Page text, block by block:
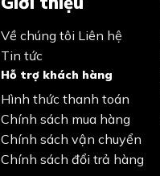
Về chúng tôi Liên hệ
Tin tức
Hỗ trợ khách hàng
Hình thức thanh toán
Chính sách mua hàng
Chính sách vận chuyển
Chính sách đổi trả hàng